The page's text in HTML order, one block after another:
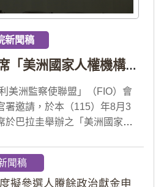
監察院受邀出席「美洲國家人權機構網絡」年會 分享我國氣候災害防治經驗 打造國際永續韌性
新聞稿
美洲監察使聯盟」（FIO）會
署邀請，於本（115）年8月3
於巴拉圭舉辦之「美洲國家人
環境災害、氣候緊急狀態與人
拉美地區監察機構、護民官署
會、原住民社區支持組織...
聞稿
擬參選人賸餘政治獻金申